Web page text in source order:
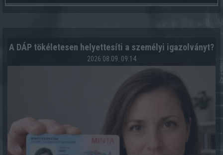
A DÁP tökéletesen helyettesíti a személyi igazolványt?
2026.08.09. 09:14